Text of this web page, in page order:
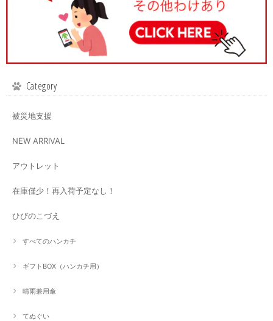
Category
被災地支援
NEW ARRIVAL
アウトレット
在庫僅少！再入荷予定なし！
ひびのこづえ
すべてのハンカチ
ギフトBOX（ハンカチ用）
晴雨兼用傘
てぬぐい